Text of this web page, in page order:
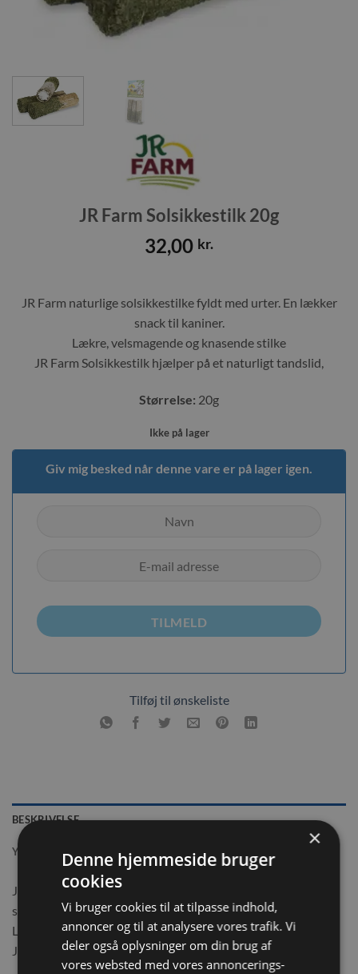
JR Farm Solsikkestilk 20g
32,00 kr.
JR Farm naturlige solsikkestilke fyldt med urter. En lækker
snack til kaniner.
Lækre, velsmagende og knasende stilke
JR Farm Solsikkestilk hjælper på et naturligt tandslid,
Størrelse: 20g
Ikke på lager
Giv mig besked når denne vare er på lager igen.
TILMELD
Tilføj til ønskeliste
BESKRIVELSE
YDERLIGERE INFORMATION
JR Farm naturlige solsikkestilke fyldt med urter. En lækker
snack til kaniner.
Lækre, velsmagende og knasende stilke
JR Farm Solsikkestilk hjælper på et naturligt tandslid,
×
Denne hjemmeside bruger
cookies
Vi bruger cookies til at tilpasse indhold,
annoncer og til at analysere vores trafik. Vi
deler også oplysninger om din brug af
vores websted med vores annoncerings-